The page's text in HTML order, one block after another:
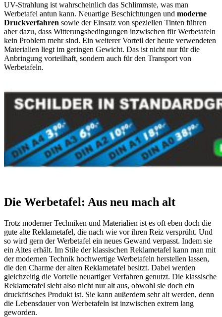
UV-Strahlung ist wahrscheinlich das Schlimmste, was man
Werbetafel antun kann. Neuartige Beschichtungen und moderne
Druckverfahren sowie der Einsatz von speziellen Tinten führen
aber dazu, dass Witterungsbedingungen inzwischen für Werbetafeln
kein Problem mehr sind. Ein weiterer Vorteil der heute verwendeten
Materialien liegt im geringen Gewicht. Das ist nicht nur für die
Anbringung vorteilhaft, sondern auch für den Transport von
Werbetafeln.
Die Werbetafel: Aus neu mach alt
Trotz moderner Techniken und Materialien ist es oft eben doch die
gute alte Reklametafel, die nach wie vor ihren Reiz versprüht. Und
so wird gern der Werbetafel ein neues Gewand verpasst. Indem sie
ein Altes erhält. Im Stile der klassischen Reklametafel kann man mit
der modernen Technik hochwertige Werbetafeln herstellen lassen,
die den Charme der alten Reklametafel besitzt. Dabei werden
gleichzeitig die Vorteile neuartiger Verfahren genutzt. Die klassische
Reklametafel sieht also nicht nur alt aus, obwohl sie doch ein
druckfrisches Produkt ist. Sie kann außerdem sehr alt werden, denn
die Lebensdauer von Werbetafeln ist inzwischen extrem lang
geworden.